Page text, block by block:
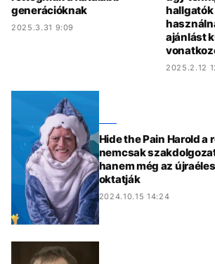
generációknak
2025.3.31 9:09
hallgatók
ajánlást
2025.2.12
Hide the Pain Harold a
nemcsak
hanem még az
oktatják
2024.10.15 14:24